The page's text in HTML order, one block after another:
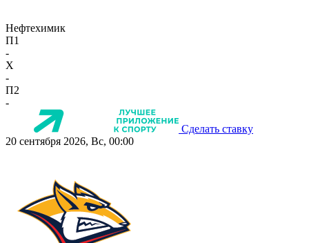
Нефтехимик
П1
-
X
-
П2
-
Сделать ставку
20 сентября 2026, Вс, 00:00